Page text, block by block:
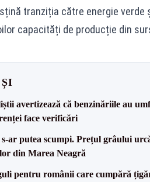
tranziția către energie
capacități de producție din
avertizează că benzinăriile au
face verificări
s-ar putea scumpi. Prețul grâului
din Marea Neagră
pentru românii care cumpără